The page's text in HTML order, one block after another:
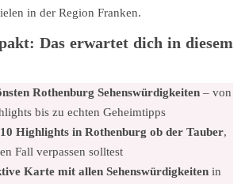
in der Region Franken.
Das erwartet dich in diesem
Rothenburg Sehenswürdigkeiten – von
bis zu echten Geheimtipps
Highlights in Rothenburg ob der Tauber,
Fall verpassen solltest
Karte mit allen Sehenswürdigkeiten in